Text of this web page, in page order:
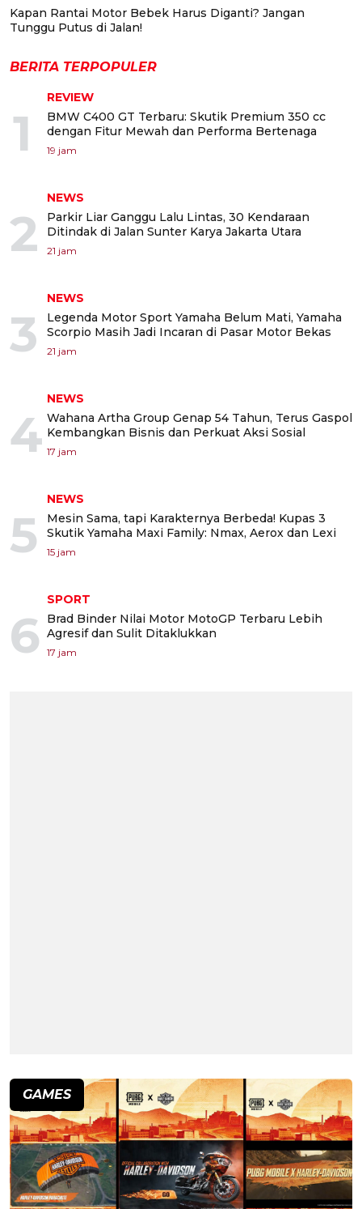
Kapan Rantai Motor Bebek Harus Diganti? Jangan
Tunggu Putus di Jalan!
BERITA TERPOPULER
1
REVIEW
BMW C400 GT Terbaru: Skutik Premium 350 cc
dengan Fitur Mewah dan Performa Bertenaga
19 jam
2
NEWS
Parkir Liar Ganggu Lalu Lintas, 30 Kendaraan
Ditindak di Jalan Sunter Karya Jakarta Utara
21 jam
3
NEWS
Legenda Motor Sport Yamaha Belum Mati, Yamaha
Scorpio Masih Jadi Incaran di Pasar Motor Bekas
21 jam
4
NEWS
Wahana Artha Group Genap 54 Tahun, Terus Gaspol
Kembangkan Bisnis dan Perkuat Aksi Sosial
17 jam
5
NEWS
Mesin Sama, tapi Karakternya Berbeda! Kupas 3
Skutik Yamaha Maxi Family: Nmax, Aerox dan Lexi
15 jam
6
SPORT
Brad Binder Nilai Motor MotoGP Terbaru Lebih
Agresif dan Sulit Ditaklukkan
17 jam
GAMES